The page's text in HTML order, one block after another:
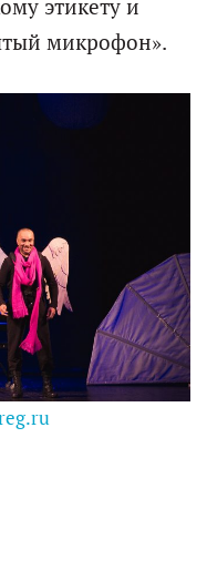
этикету и
микрофон».